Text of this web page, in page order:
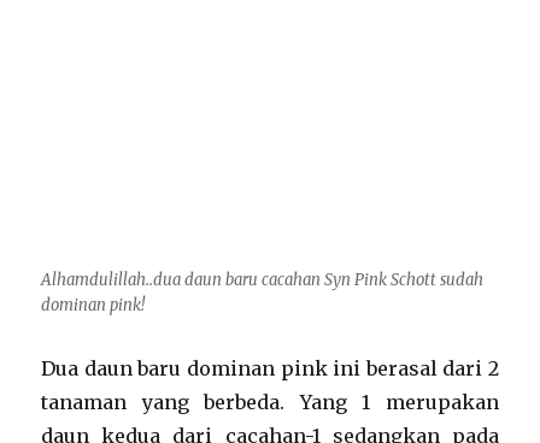
Alhamdulillah..dua daun baru cacahan Syn Pink Schott sudah
dominan pink!
Dua daun baru dominan pink ini berasal dari 2
tanaman yang berbeda. Yang 1 merupakan
daun kedua dari cacahan-1 sedangkan pada